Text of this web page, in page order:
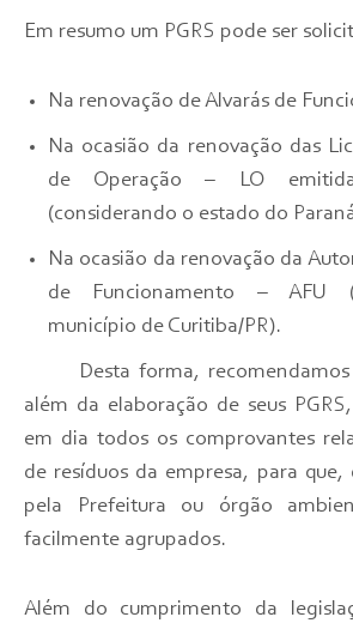
Em resumo um PGRS pode ser
Na renovação de Alvarás de
Na ocasião da renovação das
de Operação – LO
(considerando o estado do
Na ocasião da renovação da
de Funcionamento – AFU
município de Curitiba/PR).
Desta forma,
além da elaboração de seus
em dia todos os comprovantes
de resíduos da empresa, para que,
pela Prefeitura ou órgão
facilmente agrupados.
Além do cumprimento da